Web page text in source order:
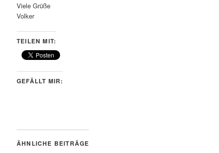
Viele Grüße
Volker
TEILEN MIT:
GEFÄLLT MIR:
ÄHNLICHE BEITRÄGE